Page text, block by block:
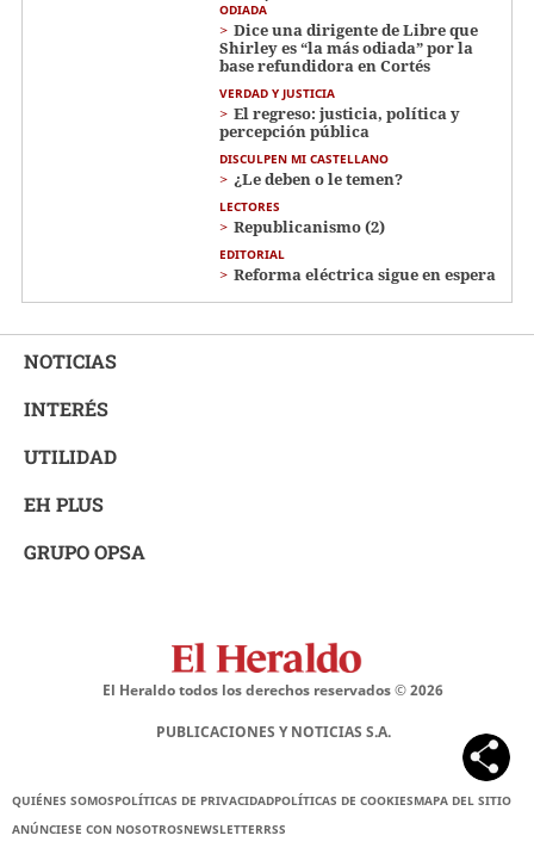
ODIADA
Dice una dirigente de Libre que
Shirley es “la más odiada” por la
base refundidora en Cortés
VERDAD Y JUSTICIA
El regreso: justicia, política y
percepción pública
DISCULPEN MI CASTELLANO
¿Le deben o le temen?
LECTORES
Republicanismo (2)
EDITORIAL
Reforma eléctrica sigue en espera
NOTICIAS
INTERÉS
UTILIDAD
EH PLUS
GRUPO OPSA
El Heraldo todos los derechos reservados ©2026
PUBLICACIONES Y NOTICIAS S.A.
QUIÉNES SOMOSPOLÍTICAS DE PRIVACIDADPOLÍTICAS DE COOKIESMAPA DEL SITIO
ANÚNCIESE CON NOSOTROSNEWSLETTERRSS